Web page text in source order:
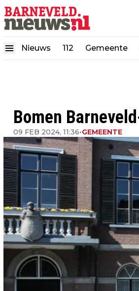
Nieuws 112 Gemeente
Bomen
09 FEB 2024, 11:36•GEMEENTE